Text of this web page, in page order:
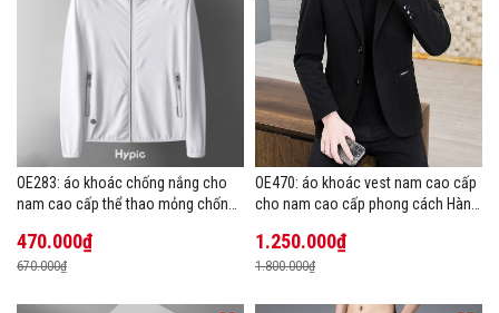
OE283: áo khoác chống nắng cho
nam cao cấp thể thao mỏng chống
470.000₫
670.000₫
OE470: áo khoác vest nam cao cấp
cho nam cao cấp phong cách Hàn
1.250.000₫
1.800.000₫